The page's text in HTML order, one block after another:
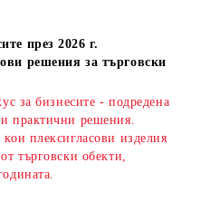
през 2026 г.
решения за търговски
за бизнесите - подредена
практични решения.
плексигласови изделия
търговски обекти,